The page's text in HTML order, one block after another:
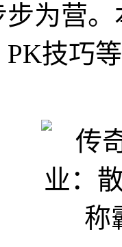
为营
技巧